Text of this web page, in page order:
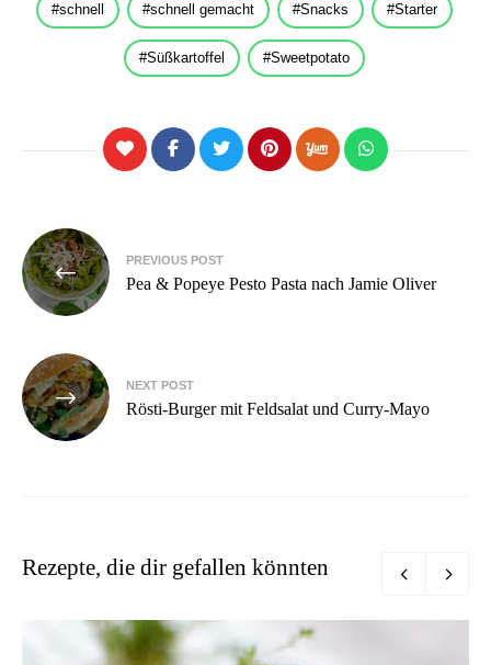
schnell schnell gemacht Snacks Starter
Süßkartoffel Sweetpotato
Beitragsnavigation
PREVIOUS POST
Pea & Popeye Pesto Pasta nach Jamie Oliver
NEXT POST
Rösti-Burger mit Feldsalat und Curry-Mayo
Rezepte, die dir gefallen könnten